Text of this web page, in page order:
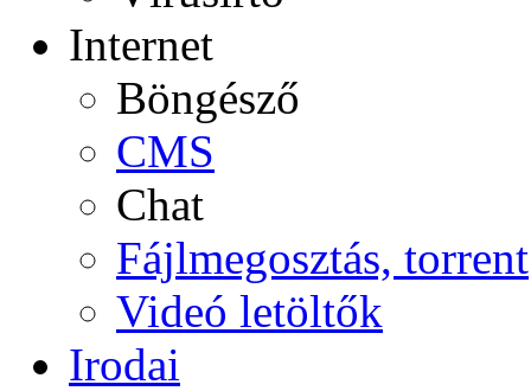
Internet
Böngésző
CMS
Chat
Fájlmegosztás, torrent
Videó letöltők
Irodai